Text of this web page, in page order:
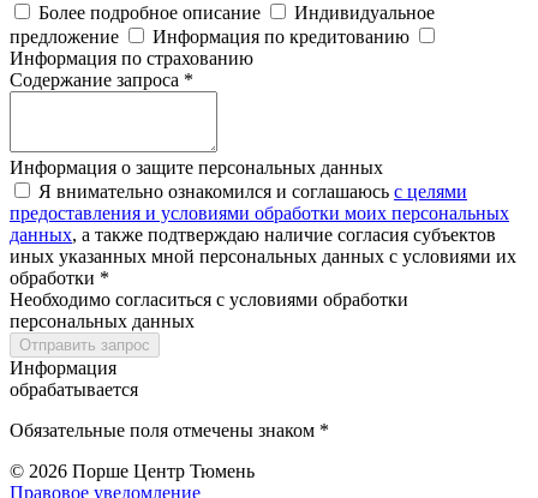
Более подробное описание
Индивидуальное
предложение
Информация по кредитованию
Информация по страхованию
Содержание запроса *
Информация о защите персональных данных
Я внимательно ознакомился и соглашаюсь с целями
предоставления и условиями обработки моих персональных
данных, а также подтверждаю наличие согласия субъектов
иных указанных мной персональных данных с условиями их
обработки *
Необходимо согласиться с условиями обработки
персональных данных
Отправить запрос
Информация
обрабатывается
Обязательные поля отмечены знаком *
© 2026 Порше Центр Тюмень
Правовое уведомление